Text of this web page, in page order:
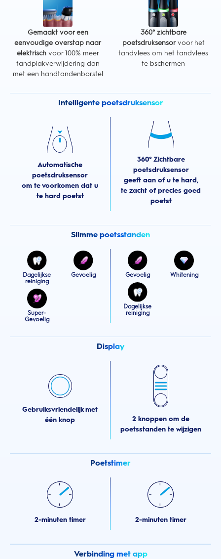
Gemaakt voor een
eenvoudige overstap naar
elektrischvoor 100% meer
tandplakverwijdering dan
met een handtandenborstel
360° zichtbare
poetsdruksensorvoor het
tandvlees om het tandvlees
te bschermen
Intelligente poetsdruksensor
Automatische
poetsdruksensor
om te voorkomen dat u
te hard poetst
360° Zichtbare
poetsdruksensor
geeft aan of u te hard,
te zacht of precies goed
poetst
Slimme poetsstanden
Dagelijkse
reiniging
Gevoelig
Super-
Gevoelig
Gevoelig Whitening
Dagelijkse
reiniging
Display
Gebruiksvriendelijk met
één knop
2 knoppen om de
poetsstanden te wijzigen
Poetstimer
2-minuten timer 2-minuten timer
Verbinding met app